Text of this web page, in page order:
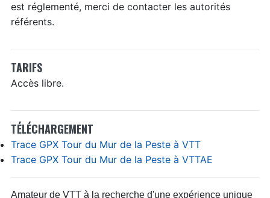
est réglementé, merci de contacter les autorités
référents.
TARIFS
Accès libre.
TÉLÉCHARGEMENT
Trace GPX Tour du Mur de la Peste à VTT
Trace GPX Tour du Mur de la Peste à VTTAE
Amateur de VTT à la recherche d'une expérience unique